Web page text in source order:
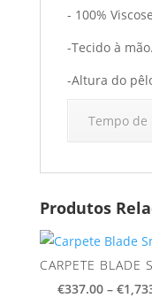
- 100%
-Tecido à mão.
-Altura do
Tempo de
Produtos
CARPETE BLADE
€337.00 – €